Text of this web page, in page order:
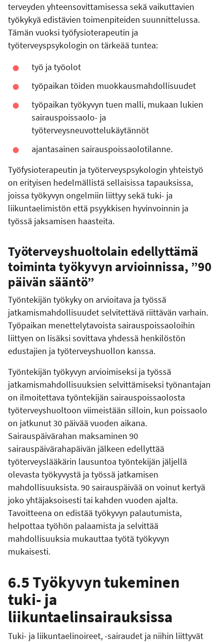
terveyden yhteensovittamisessa sekä vaikuttavien
työkykyä edistävien toimenpiteiden suunnittelussa.
Tämän vuoksi työfysioterapeutin ja
työterveyspsykologin on tärkeää tuntea:
työ ja työolot
työpaikan töiden muokkausmahdollisuudet
työpaikan työkyvyn tuen malli, mukaan lukien
sairauspoissaolo- ja
työterveysneuvottelukäytännöt
ajantasainen sairauspoissaolotilanne.
Työfysioterapeutin ja työterveyspsykologin yhteistyö
on erityisen hedelmällistä sellaisissa tapauksissa,
joissa työkyvyn ongelmiin liittyy sekä tuki- ja
liikuntaelimistön että psyykkisen hyvinvoinnin ja
työssä jaksamisen haasteita.
Työterveyshuoltolain edellyttämä
toiminta työkyvyn arvioinnissa, ”90
päivän sääntö”
Työntekijän työkyky on arvioitava ja työssä
jatkamismahdollisuudet selvitettävä riittävän varhain.
Työpaikan menettelytavoista sairauspoissaoloihin
liittyen on lisäksi sovittava yhdessä henkilöstön
edustajien ja työterveyshuollon kanssa.
Työntekijän työkyvyn arvioimiseksi ja työssä
jatkamismahdollisuuksien selvittämiseksi työnantajan
on ilmoitettava työntekijän sairauspoissaolosta
työterveyshuoltoon viimeistään silloin, kun poissaolo
on jatkunut 30 päivää vuoden aikana.
Sairauspäivärahan maksaminen 90
sairauspäivärahapäivän jälkeen edellyttää
työterveyslääkärin lausuntoa työntekijän jäljellä
olevasta työkyvystä ja työssä jatkamisen
mahdollisuuksista. 90 sairauspäivää on voinut kertyä
joko yhtäjaksoisesti tai kahden vuoden ajalta.
Tavoitteena on edistää työkyvyn palautumista,
helpottaa työhön palaamista ja selvittää
mahdollisuuksia mukauttaa työtä työkyvyn
mukaisesti.
6.5 Työkyvyn tukeminen
tuki- ja
liikuntaelinsairauksissa
Tuki- ja liikuntaelinoireet, -sairaudet ja niihin liittyvät